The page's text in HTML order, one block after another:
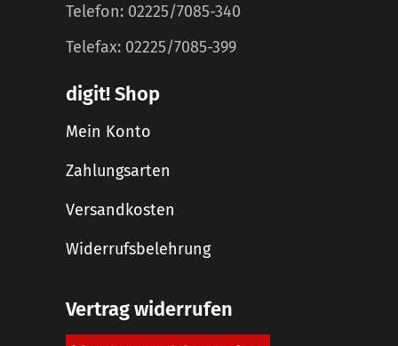
Telefon: 02225/7085-340
Telefax: 02225/7085-399
digit! Shop
Mein Konto
Zahlungsarten
Versandkosten
Widerrufsbelehrung
Vertrag widerrufen